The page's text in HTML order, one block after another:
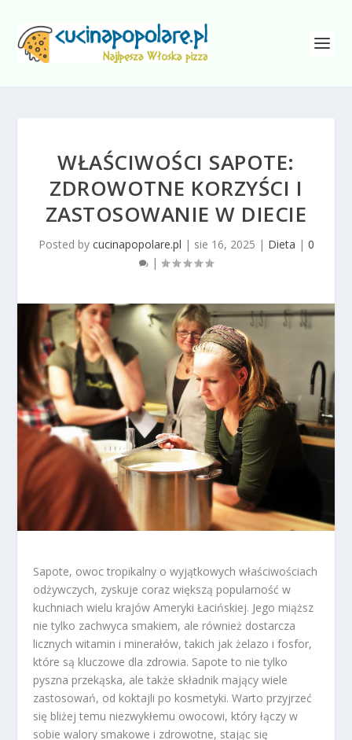
WŁAŚCIWOŚCI SAPOTE:
ZDROWOTNE KORZYŚCI I
ZASTOSOWANIE W DIECIE
Posted by cucinapopolare.pl | sie 16, 2025 | Dieta | 0
|
Sapote, owoc tropikalny o wyjątkowych właściwościach
odżywczych, zyskuje coraz większą popularność w
kuchniach wielu krajów Ameryki Łacińskiej. Jego miąższ
nie tylko zachwyca smakiem, ale również dostarcza
licznych witamin i minerałów, takich jak żelazo i fosfor,
które są kluczowe dla zdrowia. Sapote to nie tylko
pyszna przekąska, ale także składnik mający wiele
zastosowań, od koktajli po kosmetyki. Warto przyjrzeć
się bliżej temu niezwykłemu owocowi, który łączy w
sobie walory smakowe i zdrowotne, stając się